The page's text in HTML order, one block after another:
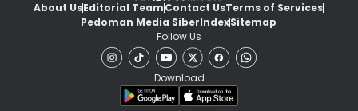
About UsEditorial TeamContact UsTerms of Services
Pedoman Media SiberIndexSitemap
Follow Us
Download